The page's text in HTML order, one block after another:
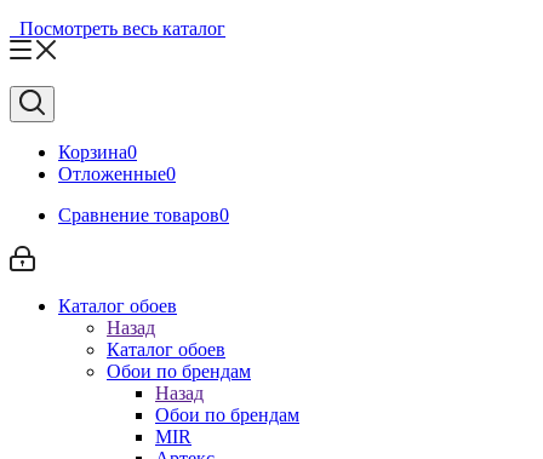
Посмотреть весь каталог
Корзина0
Отложенные0
Сравнение товаров0
Каталог обоев
Назад
Каталог обоев
Обои по брендам
Назад
Обои по брендам
MIR